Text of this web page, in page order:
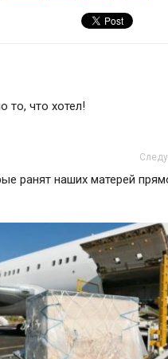
то, что хотел!
ранят наших матерей